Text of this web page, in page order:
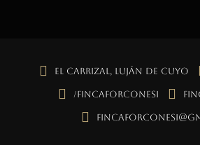
El Carrizal, Luján de Cuyo
/fincaforconesi